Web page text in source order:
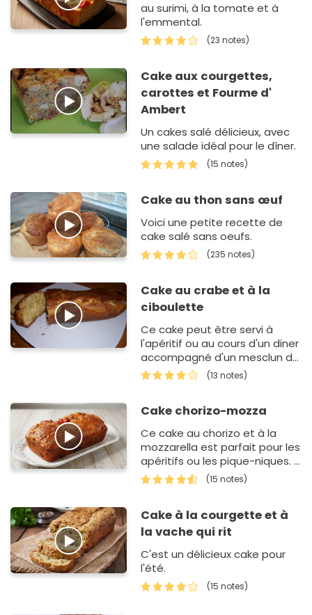
au surimi, à la tomate et à
l'emmental.
(23 notes)
Cake aux courgettes,
carottes et Fourme d'
Ambert
Un cakes salé délicieux, avec
une salade idéal pour le dîner.
(15 notes)
Cake au thon sans œuf
Voici une petite recette de
cake salé sans oeufs.
(235 notes)
Cake au crabe et à la
ciboulette
Ce cake peut être servi à
l'apéritif ou au cours d'un diner
accompagné d'un mesclun de
salade.
(13 notes)
Cake chorizo-mozza
Ce cake au chorizo et à la
mozzarella est parfait pour les
apéritifs ou les pique-niques. Il
se prépare à l'avance et se
transporte faci…
(15 notes)
Cake à la courgette et à
la vache qui rit
C'est un délicieux cake pour
l'été.
(15 notes)